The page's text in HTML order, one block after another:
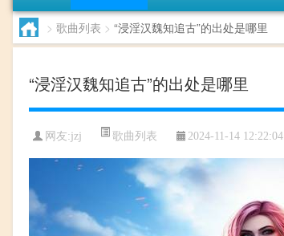
> 歌曲列表 > “浸淫汉魏知追古”的出处是哪里
“浸淫汉魏知追古”的出处是哪里
网友:jzj 歌曲列表 2024-11-14 12:22:04